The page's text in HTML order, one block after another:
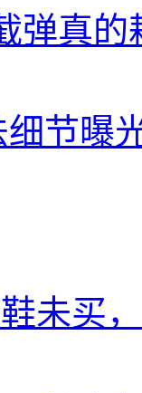
弹真
细节
未买